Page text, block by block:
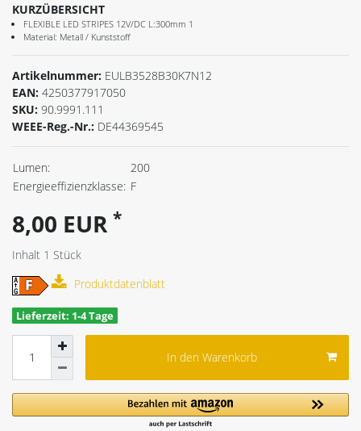
KURZÜBERSICHT
FLEXIBLE LED STRIPES 12V/DC L:300mm 1
Material: Metall / Kunststoff
Artikelnummer: EULB3528B30K7N12
EAN: 4250377917050
SKU: 90.9991.111
WEEE-Reg.-Nr.: DE44369545
Lumen:
200
Energieeffizienzklasse: F
8,00 EUR *
Inhalt 1 Stück
Produktdatenblatt
Lieferzeit: 1-4 Tage
In den Warenkorb